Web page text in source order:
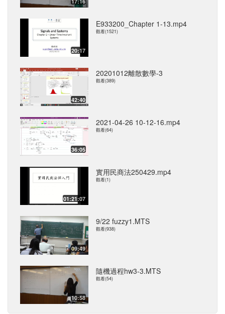
20:17
E933200_Chapter 1-13.mp4
觀看(1521)
42:40
20201012離散數學-3
觀看(389)
36:05
2021-04-26 10-12-16.mp4
觀看(64)
01:21:07
實用民商法250429.mp4
觀看(1)
09:49
9/22 fuzzy1.MTS
觀看(938)
10:58
隨機過程hw3-3.MTS
觀看(54)